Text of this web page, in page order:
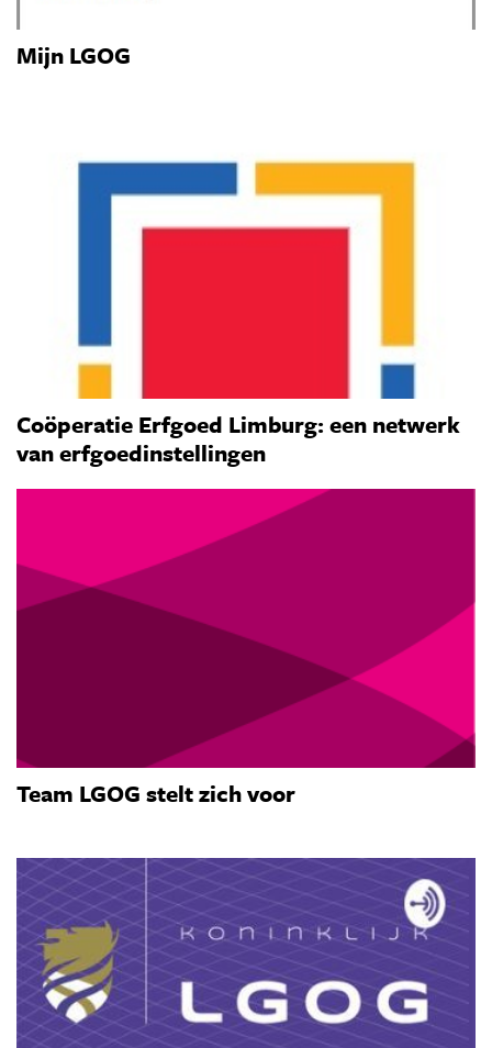
Mijn LGOG
Coöperatie Erfgoed Limburg: een netwerk
van erfgoedinstellingen
Team LGOG stelt zich voor